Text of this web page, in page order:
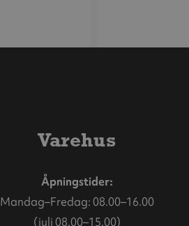
Varehus
Åpningstider:
Mandag–Fredag: 08.00–16.00
(juli 08.00–15.00)